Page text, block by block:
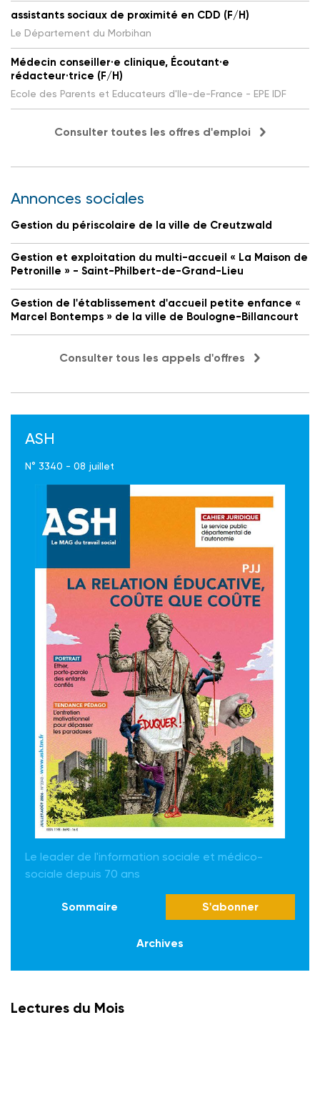
assistants sociaux de proximité en CDD (F/H)
Le Département du Morbihan
Médecin conseiller·e clinique, Écoutant·e
rédacteur·trice (F/H)
Ecole des Parents et Educateurs d'Ile-de-France - EPE IDF
Consulter toutes les offres d'emploi
Annonces sociales
Gestion du périscolaire de la ville de Creutzwald
Gestion et exploitation du multi-accueil « La Maison de
Petronille » - Saint-Philbert-de-Grand-Lieu
Gestion de l'établissement d'accueil petite enfance «
Marcel Bontemps » de la ville de Boulogne-Billancourt
Consulter tous les appels d'offres
ASH
N° 3340 - 08 juillet
Le leader de l'information sociale et médico-
sociale depuis 70 ans
Sommaire S'abonner
Archives
Lectures du Mois